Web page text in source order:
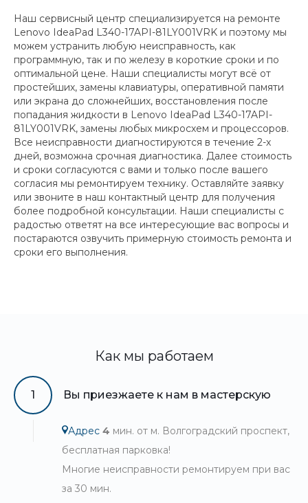
Наш сервисный центр специализируется на ремонте
Lenovo IdeaPad L340-17API-81LY001VRK и поэтому мы
можем устранить любую неисправность, как
программную, так и по железу в короткие сроки и по
оптимальной цене. Наши специалисты могут всё от
простейших, замены клавиатуры, оперативной памяти
или экрана до сложнейших, восстановления после
попадания жидкости в Lenovo IdeaPad L340-17API-
81LY001VRK, замены любых микросхем и процессоров.
Все неисправности диагностируются в течение 2-х
дней, возможна срочная диагностика. Далее стоимость
и сроки согласуются с вами и только после вашего
согласия мы ремонтируем технику. Оставляйте заявку
или звоните в наш контактный центр для получения
более подробной консультации. Наши специалисты с
радостью ответят на все интересующие вас вопросы и
постараются озвучить примерную стоимость ремонта и
сроки его выполнения.
Как мы работаем
1 Вы приезжаете к нам в мастерскую
Адрес 4 мин. от м. Волгоградский проспект,
бесплатная парковка!
Многие неисправности ремонтируем при вас
за 30 мин.